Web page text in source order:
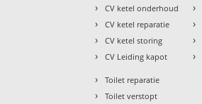
› CV ketel onderhoud
› CV ketel reparatie
› CV ketel storing
› CV Leiding kapot
›
›
›
›
› Toilet reparatie
› Toilet verstopt